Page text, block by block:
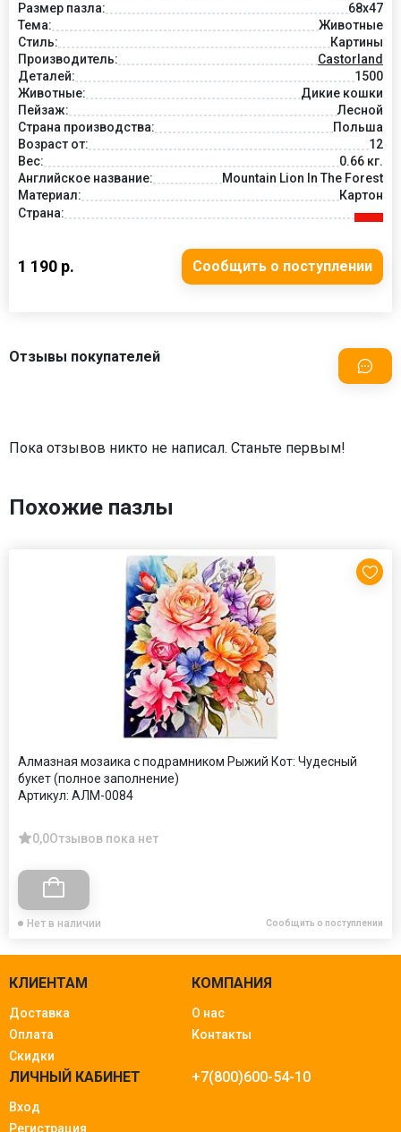
Размер пазла:
68x47
Тема:
Животные
Стиль:
Картины
Производитель:
Castorland
Деталей:
1500
Животные:
Дикие кошки
Пейзаж:
Лесной
Страна производства:
Польша
Возраст от:
12
Вес:
0.66 кг.
Английское название:
Mountain Lion In The Forest
Материал:
Картон
Страна:
1 190 р. Сообщить о поступлении
Отзывы покупателей
Пока отзывов никто не написал. Станьте первым!
Похожие пазлы
Алмазная мозаика с подрамником Рыжий Кот: Чудесный
букет (полное заполнение)
Артикул: АЛМ-0084
0,0Отзывов пока нет
Нет в наличии Сообщить о поступлении
КЛИЕНТАМ
Доставка
Оплата
Скидки
КОМПАНИЯ
О нас
Контакты
ЛИЧНЫЙ КАБИНЕТ
Вход
Регистрация
+7(800)600-54-10